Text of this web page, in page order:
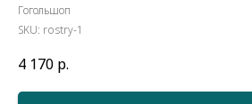
Гогольшоп
SKU: rostry-1
4 170 р.